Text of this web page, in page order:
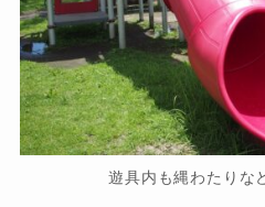
遊具内も縄わたりな